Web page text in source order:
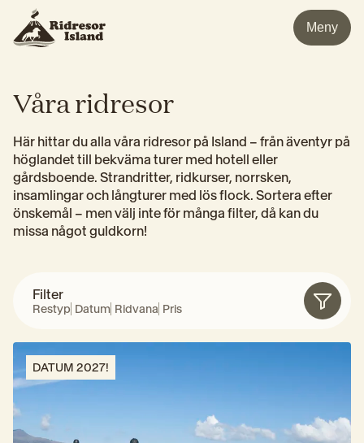
Meny
Våra ridresor
Här hittar du alla våra ridresor på Island – från äventyr på
höglandet till bekväma turer med hotell eller
gårdsboende. Strandritter, ridkurser, norrsken,
insamlingar och långturer med lös flock. Sortera efter
önskemål – men välj inte för många filter, då kan du
missa något guldkorn!
Filter
Restyp Datum Ridvana Pris
DATUM 2027!